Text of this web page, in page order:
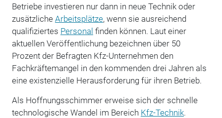
Betriebe investieren nur dann in neue Technik oder
zusätzliche Arbeitsplätze, wenn sie ausreichend
qualifiziertes Personal finden können. Laut einer
aktuellen Veröffentlichung bezeichnen über 50
Prozent der Befragten Kfz-Unternehmen den
Fachkräftemangel in den kommenden drei Jahren als
eine existenzielle Herausforderung für ihren Betrieb.
Als Hoffnungsschimmer erweise sich der schnelle
technologische Wandel im Bereich Kfz-Technik.